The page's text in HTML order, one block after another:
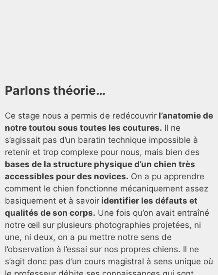
Parlons théorie…
Ce stage nous a permis de redécouvrir l’anatomie de
notre toutou sous toutes les coutures. Il ne
s’agissait pas d’un baratin technique impossible à
retenir et trop complexe pour nous, mais bien des
bases de la structure physique d’un chien très
accessibles pour des novices. On a pu apprendre
comment le chien fonctionne mécaniquement assez
basiquement et à savoir identifier les défauts et
qualités de son corps. Une fois qu’on avait entraîné
notre œil sur plusieurs photographies projetées, ni
une, ni deux, on a pu mettre notre sens de
l’observation à l’essai sur nos propres chiens. Il ne
s’agit donc pas d’un cours magistral à sens unique où